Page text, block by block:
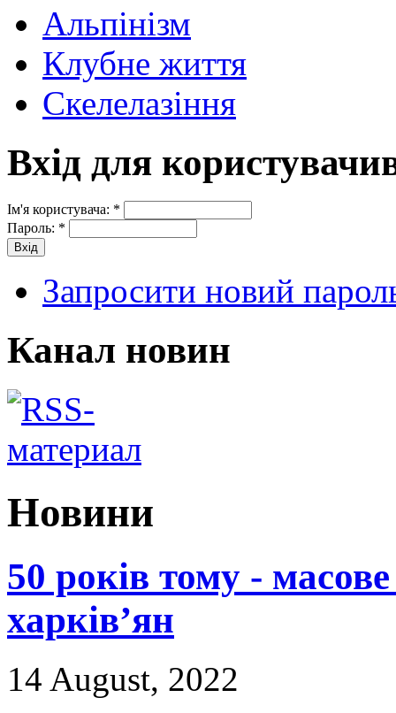
Альпінізм
Клубне життя
Скелелазіння
Вхід для
Ім'я користувача: *
Пароль: *
Запросити новий
Канал новин
Новини
50 років тому -
харків’ян
14 August, 2022